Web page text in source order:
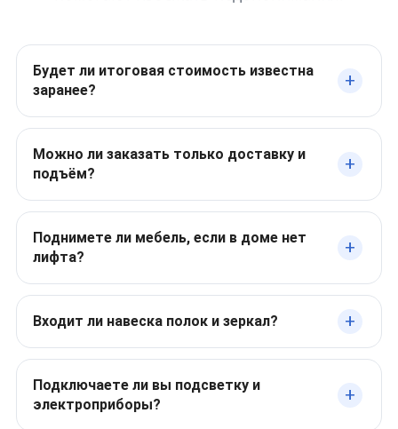
Будет ли итоговая стоимость известна
заранее?
Можно ли заказать только доставку и
подъём?
Поднимете ли мебель, если в доме нет
лифта?
Входит ли навеска полок и зеркал?
Подключаете ли вы подсветку и
электроприборы?